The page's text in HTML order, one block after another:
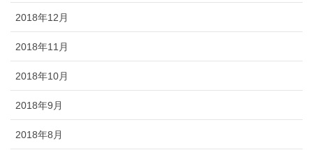
2018年12月
2018年11月
2018年10月
2018年9月
2018年8月